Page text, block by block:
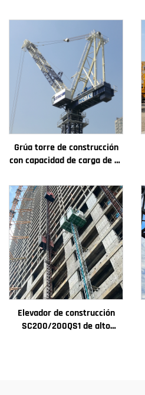
Grúa torre de construcción
con capacidad de carga de 4t
principales: caja de
engranajes, motor de
engranaje, rodamiento
Elevador de construcción
SC200/200QS1 de alto